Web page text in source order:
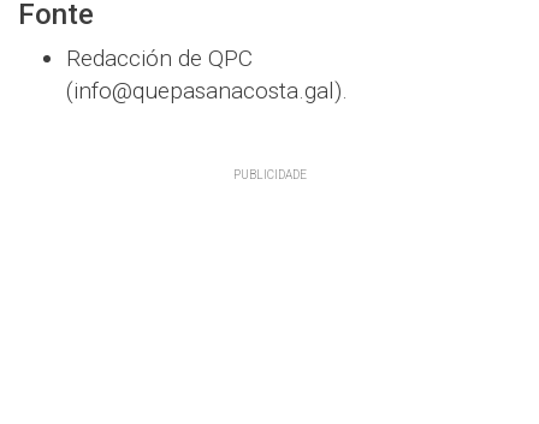
Fonte
Redacción de QPC
(info@quepasanacosta.gal).